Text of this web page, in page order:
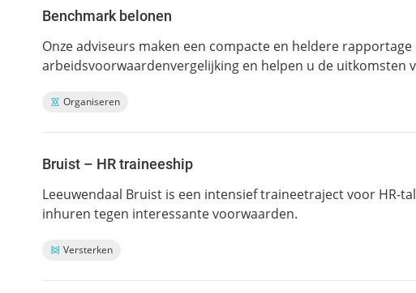
Benchmark belonen
Onze adviseurs maken een compacte en heldere rapportage
arbeidsvoorwaardenvergelijking en helpen u de uitkomsten
Organiseren
Bruist – HR traineeship
Leeuwendaal Bruist is een intensief traineetraject voor HR-
inhuren tegen interessante voorwaarden.
Versterken